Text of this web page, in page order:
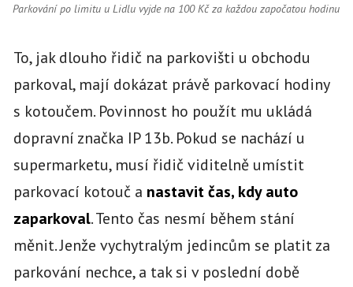
Parkování po limitu u Lidlu vyjde na 100 Kč za každou započatou hodinu
To, jak dlouho řidič na parkovišti u obchodu
parkoval, mají dokázat právě parkovací hodiny
s kotoučem. Povinnost ho použít mu ukládá
dopravní značka IP 13b. Pokud se nachází u
supermarketu, musí řidič viditelně umístit
parkovací kotouč a nastavit čas, kdy auto
zaparkoval. Tento čas nesmí během stání
měnit. Jenže vychytralým jedincům se platit za
parkování nechce, a tak si v poslední době